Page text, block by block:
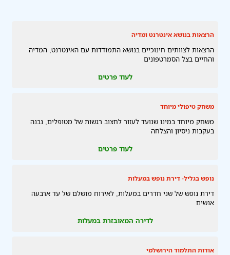
הרצאות בנושא אינטרנט ומדיה
הרצאות לצוותים חינוכיים בנושא התמודדות עם האינטרנט, המדיה
והחיים בצל הסמרטפונים
לעוד פרטים
משחק טיפולי מיוחד
משחק מיוחד במינו שנועד לעזור לחצוב רגשות של מטופלים, נבנה
בעקבות ניסיון והצלחה
לעוד פרטים
נופש בגליל- דירת נופש במעלות
דירת נופש של שני חדרים במעלות, לאירוח מושלם של עד ארבעה
אנשים
לדירה המאובזרת במעלות
אודות התלמוד הירושלמי